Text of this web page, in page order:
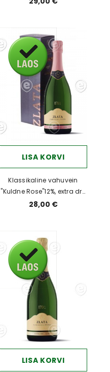
LISA KORVI
Klassikaline vahuvein
"Kuldne Rose"12%, extra dry
0.75l kinkekarbis
28,00 €
LISA KORVI